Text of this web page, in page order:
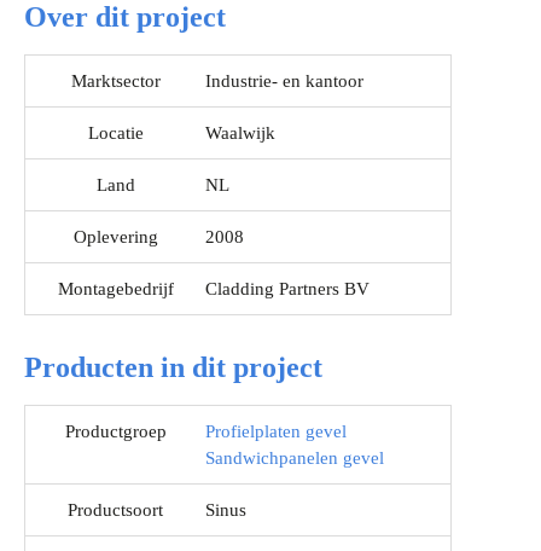
Over dit project
Marktsector Industrie- en kantoor
Locatie Waalwijk
Land NL
Oplevering 2008
Montagebedrijf Cladding Partners BV
Producten in dit project
Productgroep
Profielplaten gevel
Sandwichpanelen gevel
Productsoort Sinus